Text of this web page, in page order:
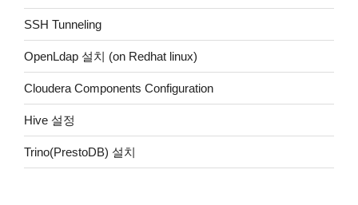
SSH Tunneling
OpenLdap 설치 (on Redhat linux)
Cloudera Components Configuration
Hive 설정
Trino(PrestoDB) 설치